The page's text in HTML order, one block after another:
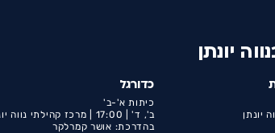
יונתן
יונתן
כדורגל
כיתות א'-ב'
ב', ד' | 17:00 |
מרכז קהילתי נווה
בהדרכת: אושר קמרלקר